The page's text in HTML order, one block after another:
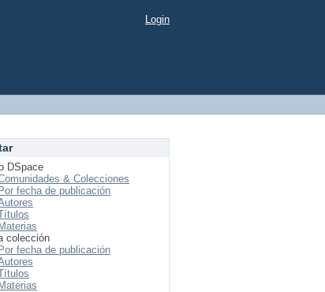
Login
DSpace
& Colecciones
Por fecha de publicación
Materias
colección
Por fecha de publicación
Materias